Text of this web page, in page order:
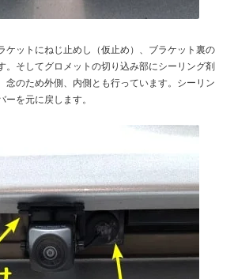
ケットにねじ止めし（仮止め）、ブラケット裏の
。そしてグロメットの切り込み部にシーリング剤
念のため外側、内側とも行っています。シーリン
ーを元に戻します。